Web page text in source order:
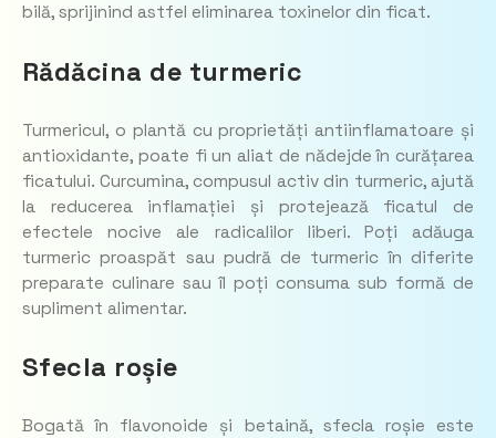
bilă, sprijinind astfel eliminarea toxinelor din ficat.
Rădăcina de turmeric
Turmericul, o plantă cu proprietăți antiinflamatoare și
antioxidante, poate fi un aliat de nădejde în curățarea
ficatului. Curcumina, compusul activ din turmeric, ajută
la reducerea inflamației și protejează ficatul de
efectele nocive ale radicalilor liberi. Poți adăuga
turmeric proaspăt sau pudră de turmeric în diferite
preparate culinare sau îl poți consuma sub formă de
supliment alimentar.
Sfecla roșie
Bogată în flavonoide și betaină, sfecla roșie este